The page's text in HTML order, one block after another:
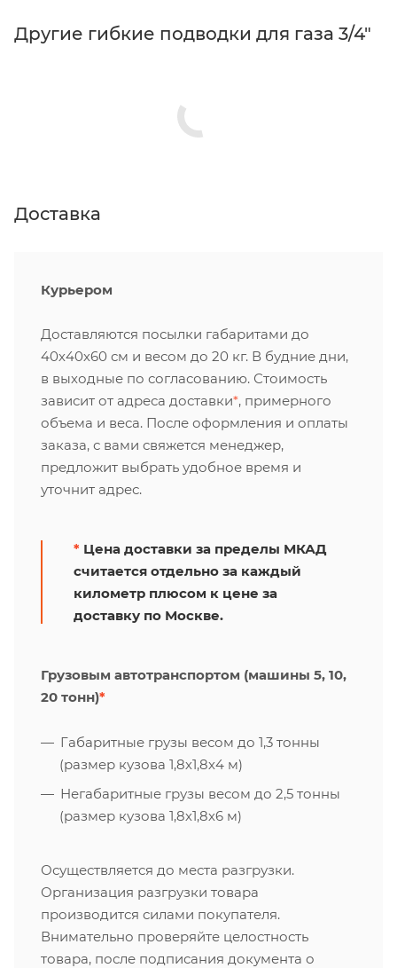
Другие гибкие подводки для газа 3/4"
Доставка
Курьером
Доставляются посылки габаритами до
40х40х60 см и весом до 20 кг. В будние дни,
в выходные по согласованию. Стоимость
зависит от адреса доставки*, примерного
объема и веса. После оформления и оплаты
заказа, с вами свяжется менеджер,
предложит выбрать удобное время и
уточнит адрес.
* Цена доставки за пределы МКАД
считается отдельно за каждый
километр плюсом к цене за
доставку по Москве.
Грузовым автотранспортом (машины 5, 10,
20 тонн)*
Габаритные грузы весом до 1,3 тонны
(размер кузова 1,8х1,8х4 м)
Негабаритные грузы весом до 2,5 тонны
(размер кузова 1,8х1,8х6 м)
Осуществляется до места разгрузки.
Организация разгрузки товара
производится силами покупателя.
Внимательно проверяйте целостность
товара, после подписания документа о